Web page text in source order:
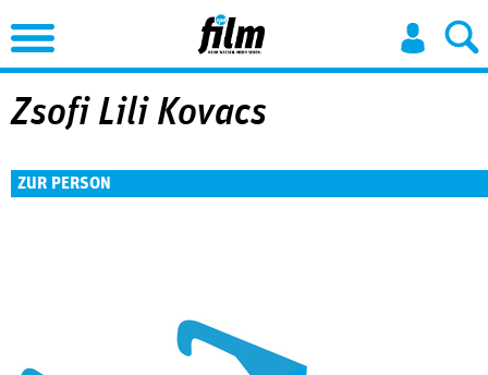
Jump to Navigation
Zsofi Lili Kovacs
ZUR PERSON